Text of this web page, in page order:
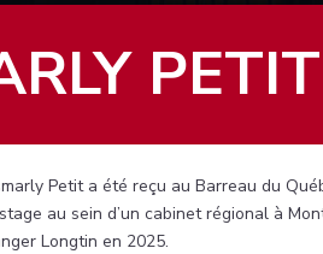
PETIT
Petit a été reçu au Barreau du
au sein d’un cabinet régional à
Longtin en 2025.